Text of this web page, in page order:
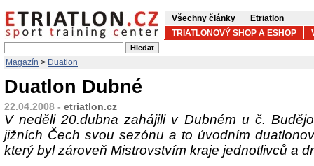
Všechny články
Etriatlon
TRIATLONOVÝ SHOP A ESHOP
Magazín > Duatlon
Duatlon Dubné
22.04.2008 - etriatlon.cz
V neděli 20.dubna zahájili v Dubném u č.
jižních Čech svou sezónu a to úvodním
který byl zároveň Mistrovstvím kraje jednotlivců a